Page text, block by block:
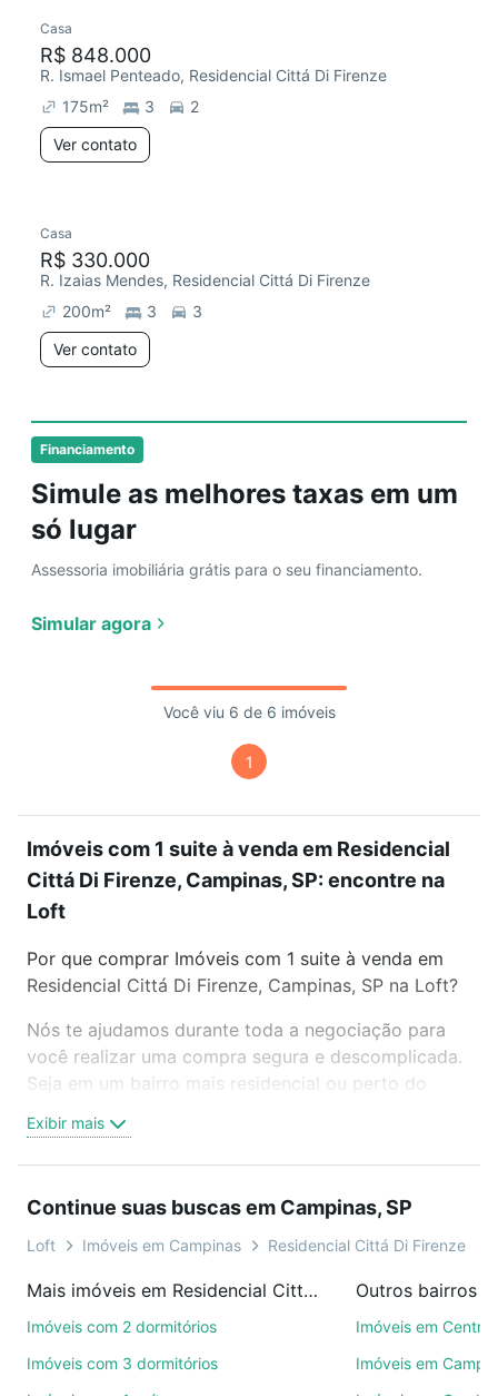
Financiamento
Simule as melhores taxas em um
só lugar
Assessoria imobiliária grátis para o seu financiamento.
Simular agora
Casa
R$ 848.000
R. Ismael Penteado, Residencial Cittá Di Firenze
175m² 3
2
Ver contato
Chegou este mês
Casa
R$ 330.000
R. Izaias Mendes, Residencial Cittá Di Firenze
200m² 3
3
Ver contato
Você viu 6 de 6 imóveis
1
Imóveis com 1 suite à venda em Residencial
Cittá Di Firenze, Campinas, SP: encontre na
Loft
Por que comprar Imóveis com 1 suite à venda em
Residencial Cittá Di Firenze, Campinas, SP na Loft?
Nós te ajudamos durante toda a negociação para
você realizar uma compra segura e descomplicada.
Seja em um bairro mais residencial ou perto do
oferta ideal de Imóveis com 1 suite à venda em
Residencial Cittá Di Firenze, Campinas, SP para
ou por videochamada, é grátis, sem compromisso e
você ainda conta com mais de 46 mil corretores e
de imóveis.
Exibir mais
Continue suas buscas em Campinas, SP
Loft Imóveis em Campinas Residencial Cittá Di Firenze
Mais imóveis em Residencial Cittá Di Firenze
Imóveis com 2 dormitórios
Imóveis com 3 dormitórios
Outros bairros
Imóveis em Centro
Imóveis em